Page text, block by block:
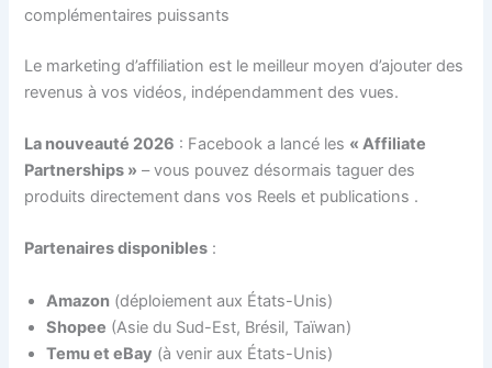
complémentaires puissants
Le marketing d’affiliation est le meilleur moyen d’ajouter des
revenus à vos vidéos, indépendamment des vues.
La nouveauté 2026 : Facebook a lancé les « Affiliate
Partnerships » – vous pouvez désormais taguer des
produits directement dans vos Reels et publications .
Partenaires disponibles :
Amazon (déploiement aux États-Unis)
Shopee (Asie du Sud-Est, Brésil, Taïwan)
Temu et eBay (à venir aux États-Unis)